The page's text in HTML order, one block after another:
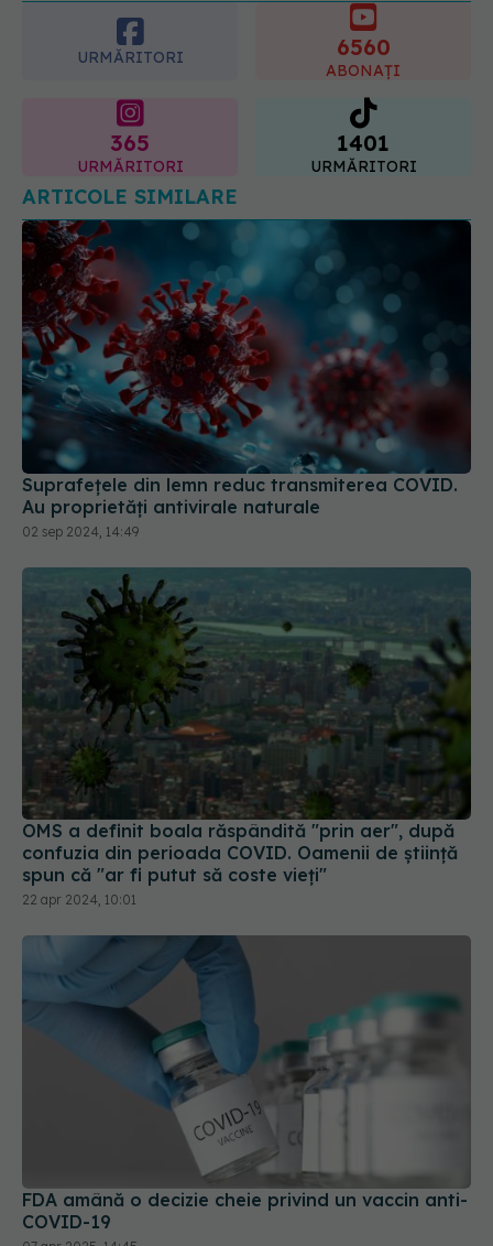
URMĂRITORI 6560
ABONAȚI
365
URMĂRITORI
1401
URMĂRITORI
ARTICOLE SIMILARE
Suprafețele din lemn reduc transmiterea COVID.
Au proprietăți antivirale naturale
02 sep 2024, 14:49
OMS a definit boala răspândită "prin aer", după
confuzia din perioada COVID. Oamenii de știință
spun că "ar fi putut să coste vieți"
22 apr 2024, 10:01
FDA amână o decizie cheie privind un vaccin anti-
COVID-19